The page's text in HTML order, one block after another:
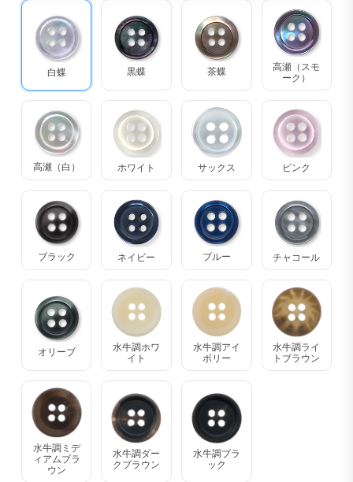
白蝶 黒蝶 茶蝶
高瀬（スモ
ーク）
高瀬（白） ホワイト サックス ピンク
ブラック ネイビー ブルー チャコール
オリーブ
水牛調ホワ
イト
水牛調アイ
ボリー
水牛調ライ
トブラウン
水牛調ミデ
ィアムブラ
ウン
水牛調ダー
クブラウン
水牛調ブラ
ック